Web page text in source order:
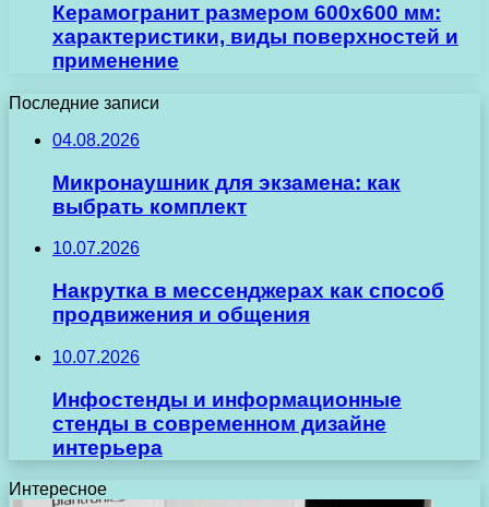
Керамогранит размером 600х600 мм:
характеристики, виды поверхностей и
применение
Последние записи
04.08.2026
Микронаушник для экзамена: как
выбрать комплект
10.07.2026
Накрутка в мессенджерах как способ
продвижения и общения
10.07.2026
Инфостенды и информационные
стенды в современном дизайне
интерьера
Интересное